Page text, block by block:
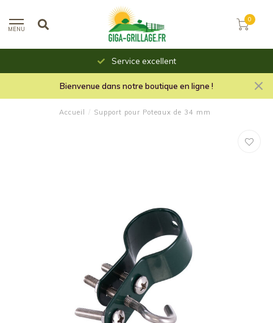
MENU
0
Service excellent
Bienvenue dans notre boutique en ligne !
Accueil / Support pour Poteaux de 34 mm